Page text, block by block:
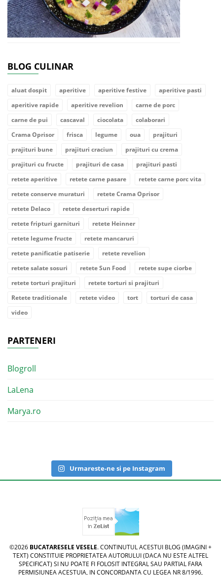
BLOG CULINAR
aluat dospit aperitive aperitive festive
aperitive pasti
aperitive rapide
aperitive revelion
carne de porc
carne de pui
cascaval ciocolata
colaborari
Crama Oprisor
frisca legume oua
prajituri
prajituri bune
prajituri craciun
prajituri cu crema
prajituri cu fructe
prajituri de casa
prajituri pasti
retete aperitive
retete carne pasare
retete carne porc vita
retete conserve muraturi
retete Crama Oprisor
retete Delaco
retete deserturi rapide
retete fripturi garnituri
retete Heinner
retete legume fructe
retete mancaruri
retete panificatie patiserie
retete revelion
retete salate sosuri
retete Sun Food
retete supe ciorbe
retete torturi prajituri
retete torturi si prajituri
Retete traditionale
retete video tort
torturi de casa
video
PARTENERI
Blogroll
LaLena
Marya.ro
Urmareste-ne si pe Instagram
©2026 BUCATARESELE VESELE. CONTINUTUL ACESTUI BLOG (IMAGINI +
TEXT) CONSTITUIE PROPRIETATEA AUTORULUI (DACA NU ESTE ALTFEL
SPECIFICAT) SI NU POATE FI FOLOSIT INTEGRAL SAU PARTIAL FARA
PERMISIUNEA ACESTUIA, IN CONCORDANTA CU LEGEA NR 8/1996,